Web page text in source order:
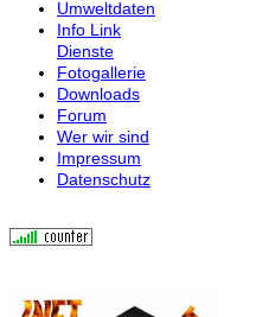
Umweltdaten
Info Link
Dienste
Fotogallerie
Downloads
Forum
Wer wir sind
Impressum
Datenschutz